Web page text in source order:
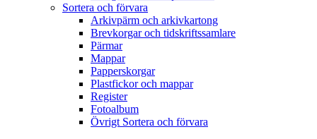
Sortera och förvara
Arkivpärm och arkivkartong
Brevkorgar och tidskriftssamlare
Pärmar
Mappar
Papperskorgar
Plastfickor och mappar
Register
Fotoalbum
Övrigt Sortera och förvara